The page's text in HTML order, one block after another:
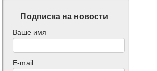
Подписка на новости
Ваше имя
E-mail